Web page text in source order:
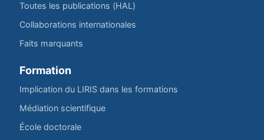
Toutes les publications (HAL)
Collaborations internationales
Faits marquants
Formation
Implication du LIRIS dans les formations
Médiation scientifique
École doctorale